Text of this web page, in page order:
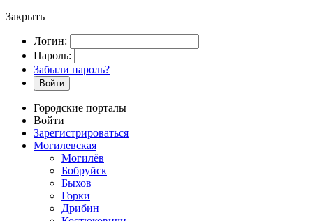
Закрыть
Логин:
Пароль:
Забыли пароль?
Войти
Городские порталы
Войти
Зарегистрироваться
Могилевская
Могилёв
Бобруйск
Быхов
Горки
Дрибин